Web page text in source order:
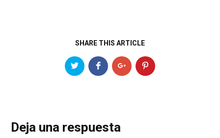
SHARE THIS ARTICLE
Deja una respuesta